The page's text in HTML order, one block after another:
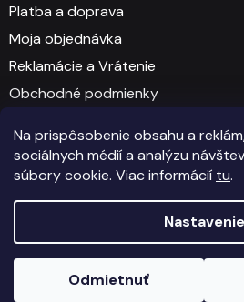
Na prispôsobenie obsahu a
sociálnych médií a analýzu
súbory cookie. Viac informácií tu.
Nastavenie
Odmietnuť
Platba a doprava
Moja objednávka
Reklamácie a Vrátenie
Obchodné podmienky
Vytvoril
Copyright 2026SOCKZONE.SK.
Upraviť nastavenie